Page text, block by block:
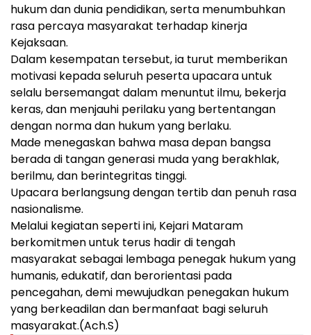
hukum dan dunia pendidikan, serta menumbuhkan
rasa percaya masyarakat terhadap kinerja
Kejaksaan.
Dalam kesempatan tersebut, ia turut memberikan
motivasi kepada seluruh peserta upacara untuk
selalu bersemangat dalam menuntut ilmu, bekerja
keras, dan menjauhi perilaku yang bertentangan
dengan norma dan hukum yang berlaku.
Made menegaskan bahwa masa depan bangsa
berada di tangan generasi muda yang berakhlak,
berilmu, dan berintegritas tinggi.
Upacara berlangsung dengan tertib dan penuh rasa
nasionalisme.
Melalui kegiatan seperti ini, Kejari Mataram
berkomitmen untuk terus hadir di tengah
masyarakat sebagai lembaga penegak hukum yang
humanis, edukatif, dan berorientasi pada
pencegahan, demi mewujudkan penegakan hukum
yang berkeadilan dan bermanfaat bagi seluruh
masyarakat.(Ach.S)